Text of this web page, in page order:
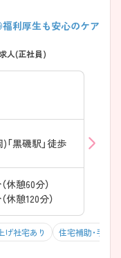
福利厚生も安心のケア
人(正社員)
黒磯駅」徒歩
休憩60分）
休憩120分）
げ社宅あり 住宅補助・手当